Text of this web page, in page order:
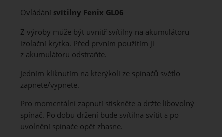
Ovládání svítilny Fenix GL06
Z výroby může být uvnitř svítilny na akumulátoru
izolační krytka. Před prvním použitím ji
z akumulátoru odstraňte.
Jedním kliknutím na kterýkoli ze spínačů světlo
zapnete/vypnete.
Pro momentální zapnutí stiskněte a držte libovolný
spínač. Po dobu držení bude svítilna svítit a po
uvolnění spínače opět zhasne.